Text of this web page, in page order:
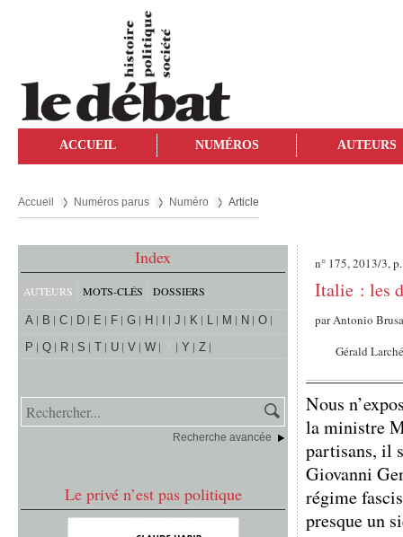
ACCUEIL NUMÉROS AUTEURS
Accueil Numéros parus Numéro Article
Index
AUTEURS MOTS-CLÉS DOSSIERS
A B C D E F G H J K L M N
O
P
Q R S T U V W Y Z
Recherche avancée
Le privé n’est pas politique
n° 175, 2013/3,
Italie : les
parAntonio
Gérald
Nous
la ministre
partisans, il
Giovanni
régime
presque un